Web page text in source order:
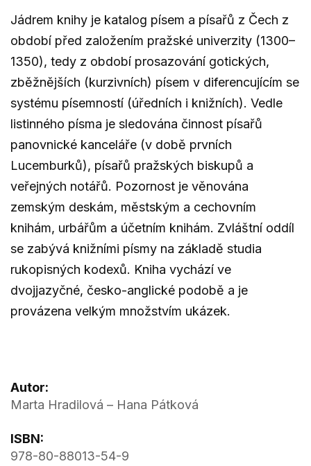
Jádrem knihy je katalog písem a písařů z Čech z
období před založením pražské univerzity (1300–
1350), tedy z období prosazování gotických,
zběžnějších (kurzivních) písem v diferencujícím se
systému písemností (úředních i knižních). Vedle
listinného písma je sledována činnost písařů
panovnické kanceláře (v době prvních
Lucemburků), písařů pražských biskupů a
veřejných notářů. Pozornost je věnována
zemským deskám, městským a cechovním
knihám, urbářům a účetním knihám. Zvláštní oddíl
se zabývá knižními písmy na základě studia
rukopisných kodexů. Kniha vychází ve
dvojjazyčné, česko-anglické podobě a je
provázena velkým množstvím ukázek.
Autor:
Marta Hradilová – Hana Pátková
ISBN:
978-80-88013-54-9